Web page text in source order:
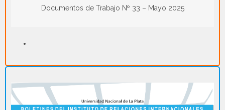
Documentos de Trabajo Nº 33 – Mayo 2025